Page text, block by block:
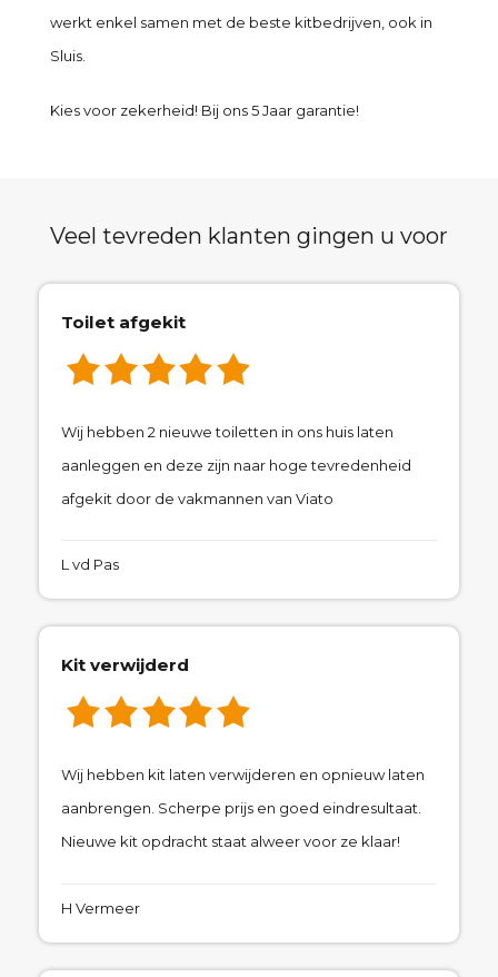
werkt enkel samen met de beste kitbedrijven, ook in
Sluis.
Kies voor zekerheid! Bij ons 5 Jaar garantie!
Veel tevreden klanten gingen u voor
Toilet afgekit
Wij hebben 2 nieuwe toiletten in ons huis laten
aanleggen en deze zijn naar hoge tevredenheid
afgekit door de vakmannen van Viato
L vd Pas
Kit verwijderd
Wij hebben kit laten verwijderen en opnieuw laten
aanbrengen. Scherpe prijs en goed eindresultaat.
Nieuwe kit opdracht staat alweer voor ze klaar!
H Vermeer